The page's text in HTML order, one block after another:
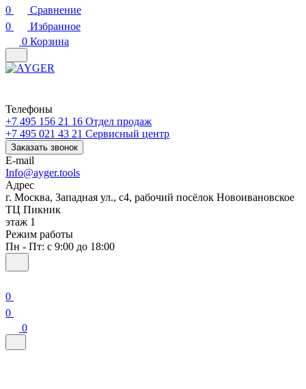
0
Сравнение
0
Избранное
0 Корзина
Телефоны
+7 495 156 21 16 Отдел продаж
+7 495 021 43 21 Cервисный центр
Заказать звонок
E-mail
Info@ayger.tools
Адрес
г. Москва, Западная ул., с4, рабочий посёлок Новоивановское
ТЦ Пикник
этаж 1
Режим работы
Пн - Пт: с 9:00 до 18:00
0
0
0